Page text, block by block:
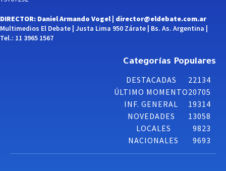
DIRECTOR: Daniel Armando Vogel | director@eldebate.com.ar
Multimedios El Debate | Justa Lima 950 Zárate | Bs. As. Argentina |
Tel.: 11 3965 1567
Categorías Populares
DESTACADAS
22134
ÚLTIMO MOMENTO20705
INF. GENERAL
19314
NOVEDADES
13058
LOCALES
9823
NACIONALES
9693